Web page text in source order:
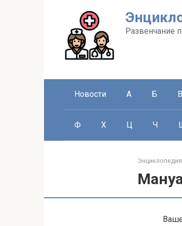
Развенчание
Новости А Б В
Ф Х Ц Ч